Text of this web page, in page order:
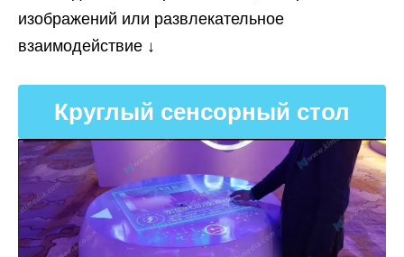
изображений или развлекательное
взаимодействие ↓
Круглый сенсорный стол